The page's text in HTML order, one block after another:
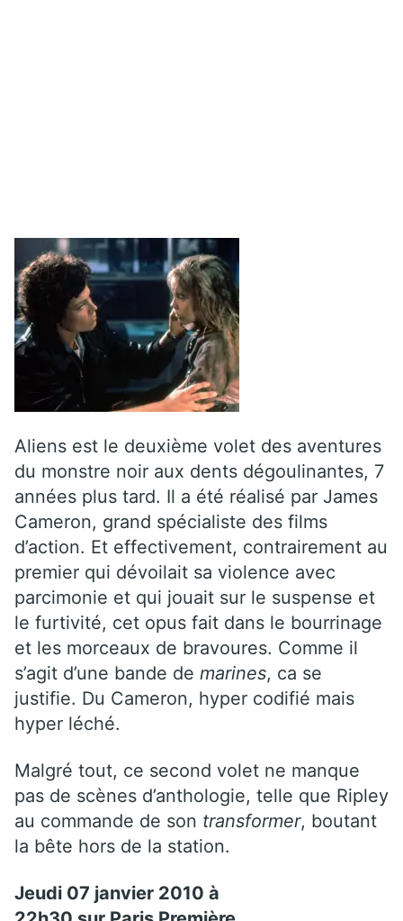
Aliens est le deuxième volet des aventures
du monstre noir aux dents dégoulinantes, 7
années plus tard. Il a été réalisé par James
Cameron, grand spécialiste des films
d’action. Et effectivement, contrairement au
premier qui dévoilait sa violence avec
parcimonie et qui jouait sur le suspense et
le furtivité, cet opus fait dans le bourrinage
et les morceaux de bravoures. Comme il
s’agit d’une bande de marines, ca se
justifie. Du Cameron, hyper codifié mais
hyper léché.
Malgré tout, ce second volet ne manque
pas de scènes d’anthologie, telle que Ripley
au commande de son transformer, boutant
la bête hors de la station.
Jeudi 07 janvier 2010 à